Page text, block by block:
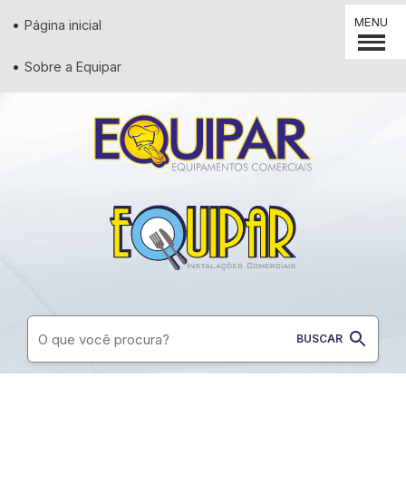
MENU
Padaria
Restaurantes
Lanchonetes
Açougues
Pizzaria
Página inicial
Sobre a Equipar